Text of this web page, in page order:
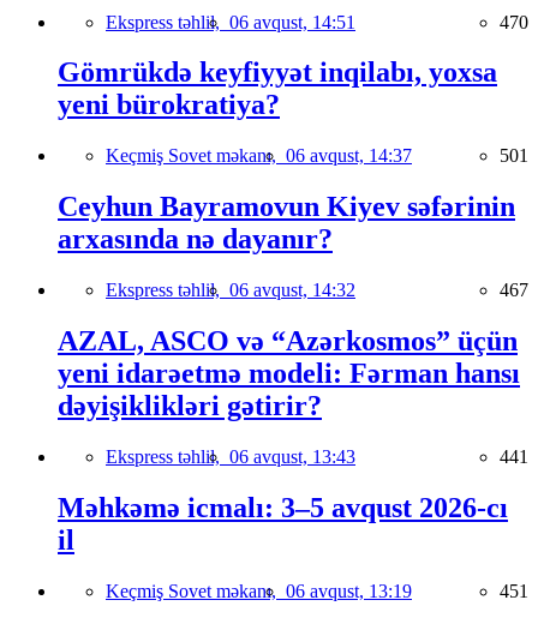
Ekspress təhlil, 06 avqust, 14:51 470
Gömrükdə keyfiyyət inqilabı, yoxsa
yeni bürokratiya?
Keçmiş Sovet məkanı, 06 avqust, 14:37 501
Ceyhun Bayramovun Kiyev səfərinin
arxasında nə dayanır?
Ekspress təhlil, 06 avqust, 14:32 467
AZAL, ASCO və “Azərkosmos” üçün
yeni idarəetmə modeli: Fərman hansı
dəyişiklikləri gətirir?
Ekspress təhlil, 06 avqust, 13:43 441
Məhkəmə icmalı: 3–5 avqust 2026-cı
il
Keçmiş Sovet məkanı, 06 avqust, 13:19 451